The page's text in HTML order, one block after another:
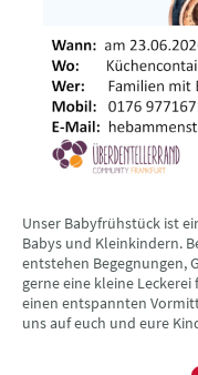
Unser Babyfrühstück ist
Babys und Kleinkindern.
entstehen Begegnungen,
gerne eine kleine
einen entspannten
uns auf euch und eure